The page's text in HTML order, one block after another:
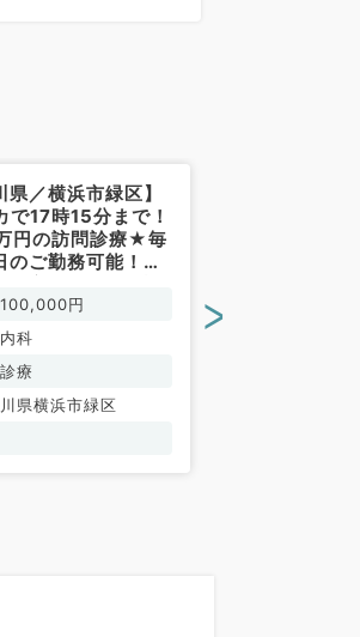
県／横浜市緑区】
17時15分まで！
円の訪問診療★毎
のご勤務可能！訪
（神経内科／非常
円
科
療
県横浜市緑区
>